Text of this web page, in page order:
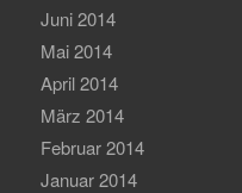
Juni 2014
Mai 2014
April 2014
März 2014
Februar 2014
Januar 2014